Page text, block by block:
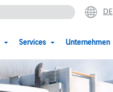
DE
Services Unternehmen